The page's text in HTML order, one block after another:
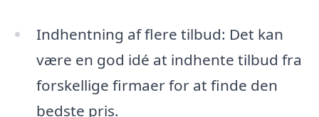
Indhentning af flere tilbud: Det kan
være en god idé at indhente tilbud fra
forskellige firmaer for at finde den
bedste pris.